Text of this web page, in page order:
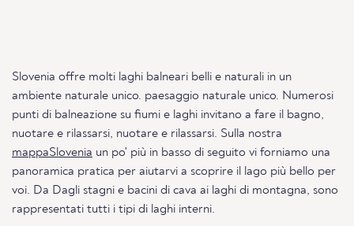
Slovenia offre molti laghi balneari belli e naturali in un
ambiente naturale unico. paesaggio naturale unico. Numerosi
punti di balneazione su fiumi e laghi invitano a fare il bagno,
nuotare e rilassarsi, nuotare e rilassarsi. Sulla nostra
mappaSlovenia un po' più in basso di seguito vi forniamo una
panoramica pratica per aiutarvi a scoprire il lago più bello per
voi. Da Dagli stagni e bacini di cava ai laghi di montagna, sono
rappresentati tutti i tipi di laghi interni.